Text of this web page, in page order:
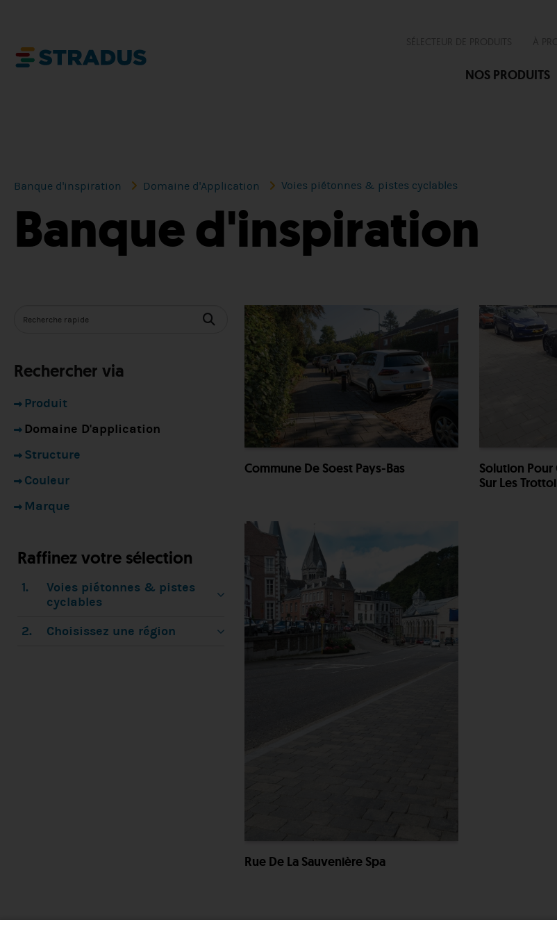
NOS PRODUITS
Banque d'inspiration Domaine d'Application Voies piétonnes & pistes cyclables
Banque d'inspiration
Rechercher via
Produit
Domaine D'application
Structure
Couleur
Marque
Raffinez votre sélection
1.
Voies piétonnes & pistes
cyclables
2.
Choisissez une région
Commune De Soest Pays-Bas
Solution Pour
Sur Les
Rue De La Sauvenière Spa